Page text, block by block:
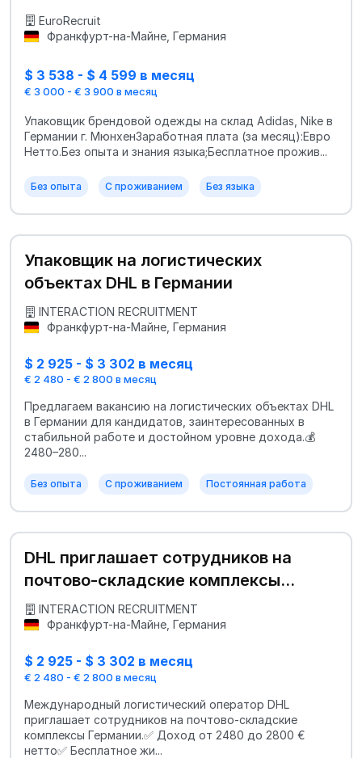
EuroRecruit
Франкфурт-на-Майне, Германия
$ 3 538 - $ 4 599 в месяц
€ 3 000 - € 3 900 в месяц
Упаковщик брендовой одежды на склад Adidas, Nike в
Германии г. МюнхенЗаработная плата (за месяц):Евро
Нетто.Без опыта и знания языка;Бесплатное прожив...
Без опыта С проживанием Без языка
Упаковщик на логистических
объектах DHL в Германии
INTERACTION RECRUITMENT
Франкфурт-на-Майне, Германия
$ 2 925 - $ 3 302 в месяц
€ 2 480 - € 2 800 в месяц
Предлагаем вакансию на логистических объектах DHL
в Германии для кандидатов, заинтересованных в
стабильной работе и достойном уровне дохода.💰
2480–280...
Без опыта С проживанием Постоянная работа
DHL приглашает сотрудников на
почтово-складские комплексы
Германии
INTERACTION RECRUITMENT
Франкфурт-на-Майне, Германия
$ 2 925 - $ 3 302 в месяц
€ 2 480 - € 2 800 в месяц
Международный логистический оператор DHL
приглашает сотрудников на почтово-складские
комплексы Германии.✅ Доход от 2480 до 2800 €
нетто✅ Бесплатное жи...